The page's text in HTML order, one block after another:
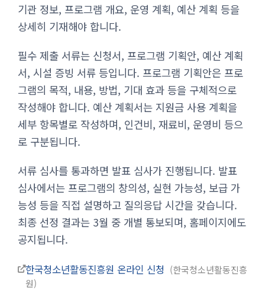
기관 정보, 프로그램 개요, 운영 계획, 예산 계획 등을
상세히 기재해야 합니다.
필수 제출 서류는 신청서, 프로그램 기획안, 예산 계획
서, 시설 증빙 서류 등입니다. 프로그램 기획안은 프로
그램의 목적, 내용, 방법, 기대 효과 등을 구체적으로
작성해야 합니다. 예산 계획서는 지원금 사용 계획을
세부 항목별로 작성하며, 인건비, 재료비, 운영비 등으
로 구분됩니다.
서류 심사를 통과하면 발표 심사가 진행됩니다. 발표
심사에서는 프로그램의 창의성, 실현 가능성, 보급 가
능성 등을 직접 설명하고 질의응답 시간을 갖습니다.
최종 선정 결과는 3월 중 개별 통보되며, 홈페이지에도
공지됩니다.
한국청소년활동진흥원 온라인 신청
한국청소년활동진흥
원